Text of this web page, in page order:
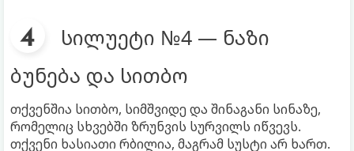
სილუეტი №4 — ნაზი
ბუნება და სითბო
თქვენშია სითბო, სიმშვიდე და შინაგანი სინაზე,
რომელიც სხვებში ზრუნვის სურვილს იწვევს.
თქვენი ხასიათი რბილია, მაგრამ სუსტი არ ხართ.